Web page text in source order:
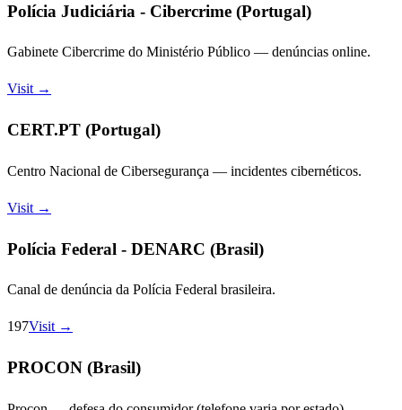
Polícia Judiciária - Cibercrime (Portugal)
Gabinete Cibercrime do Ministério Público — denúncias online.
Visit →
CERT.PT (Portugal)
Centro Nacional de Cibersegurança — incidentes cibernéticos.
Visit →
Polícia Federal - DENARC (Brasil)
Canal de denúncia da Polícia Federal brasileira.
197Visit →
PROCON (Brasil)